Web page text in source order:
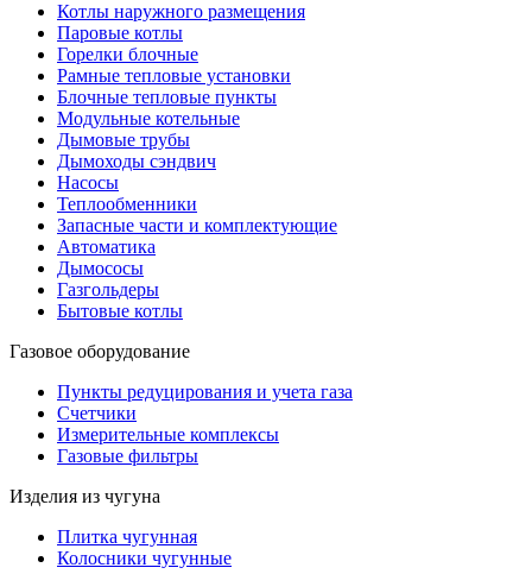
Котлы наружного размещения
Паровые котлы
Горелки блочные
Рамные тепловые установки
Блочные тепловые пункты
Модульные котельные
Дымовые трубы
Дымоходы сэндвич
Насосы
Теплообменники
Запасные части и комплектующие
Автоматика
Дымососы
Газгольдеры
Бытовые котлы
Газовое оборудование
Пункты редуцирования и учета газа
Счетчики
Измерительные комплексы
Газовые фильтры
Изделия из чугуна
Плитка чугунная
Колосники чугунные